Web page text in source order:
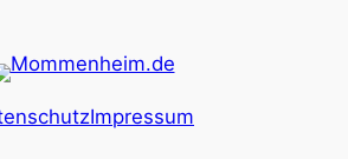
Impressum